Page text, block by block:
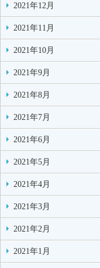
2021年12月
2021年11月
2021年10月
2021年9月
2021年8月
2021年7月
2021年6月
2021年5月
2021年4月
2021年3月
2021年2月
2021年1月